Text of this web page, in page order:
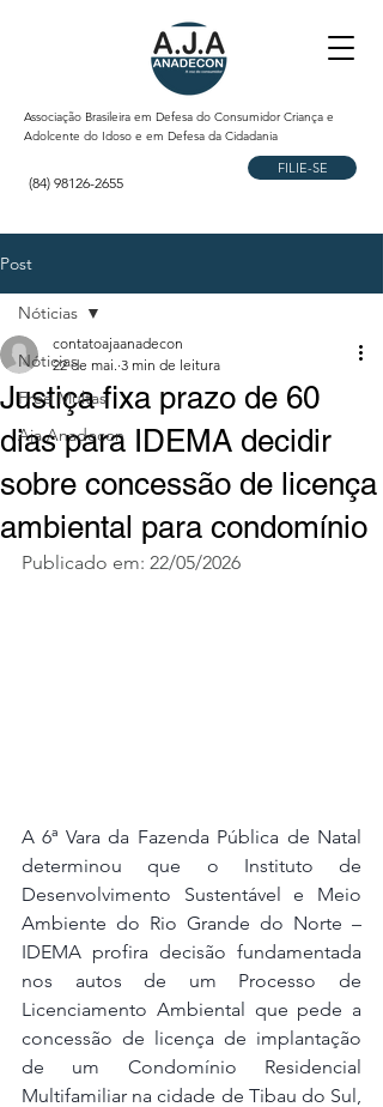
Associação Brasileira em Defesa do Consumidor Criança e
Adolcente do Idoso e em Defesa da Cidadania
(84) 98126-2655
FILIE-SE
Post
Nóticias
Free Multas
Aja Anadecon
Nóticias
Justiça fixa prazo de 60
dias para IDEMA decidir
sobre concessão de licença
ambiental para condomínio
contatoajaanadecon
22 de mai. 3 min de leitura
Publicado em: 22/05/2026
A 6ª Vara da Fazenda Pública de Natal
determinou que o Instituto de
Desenvolvimento Sustentável e Meio
Ambiente do Rio Grande do Norte –
IDEMA profira decisão fundamentada
nos autos de um Processo de
Licenciamento Ambiental que pede a
concessão de licença de implantação
de um Condomínio Residencial
Multifamiliar na cidade de Tibau do Sul,